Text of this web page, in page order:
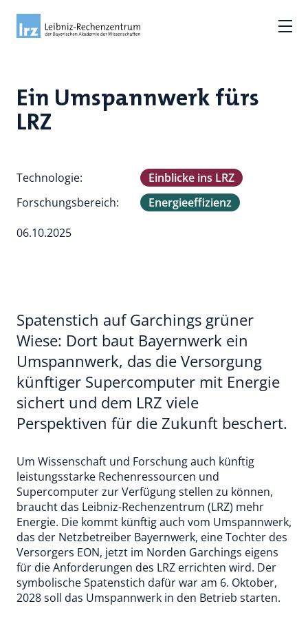
Ein Umspannwerk fürs
LRZ
Technologie:
Einblicke ins LRZ
Forschungsbereich:
Energieeffizienz
06.10.2025
Spatenstich auf Garchings grüner
Wiese: Dort baut Bayernwerk ein
Umspannwerk, das die Versorgung
künftiger Supercomputer mit Energie
sichert und dem LRZ viele
Perspektiven für die Zukunft beschert.
Um Wissenschaft und Forschung auch künftig
leistungsstarke Rechenressourcen und
Supercomputer zur Verfügung stellen zu können,
braucht das Leibniz-Rechenzentrum (LRZ) mehr
Energie. Die kommt künftig auch vom Umspannwerk,
das der Netzbetreiber Bayernwerk, eine Tochter des
Versorgers EON, jetzt im Norden Garchings eigens
für die Anforderungen des LRZ errichten wird. Der
symbolische Spatenstich dafür war am 6. Oktober,
2028 soll das Umspannwerk in den Betrieb starten.